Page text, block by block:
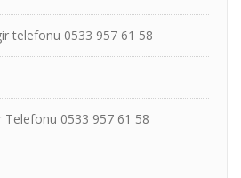
telefonu 0533 957 61 58
Telefonu 0533 957 61 58